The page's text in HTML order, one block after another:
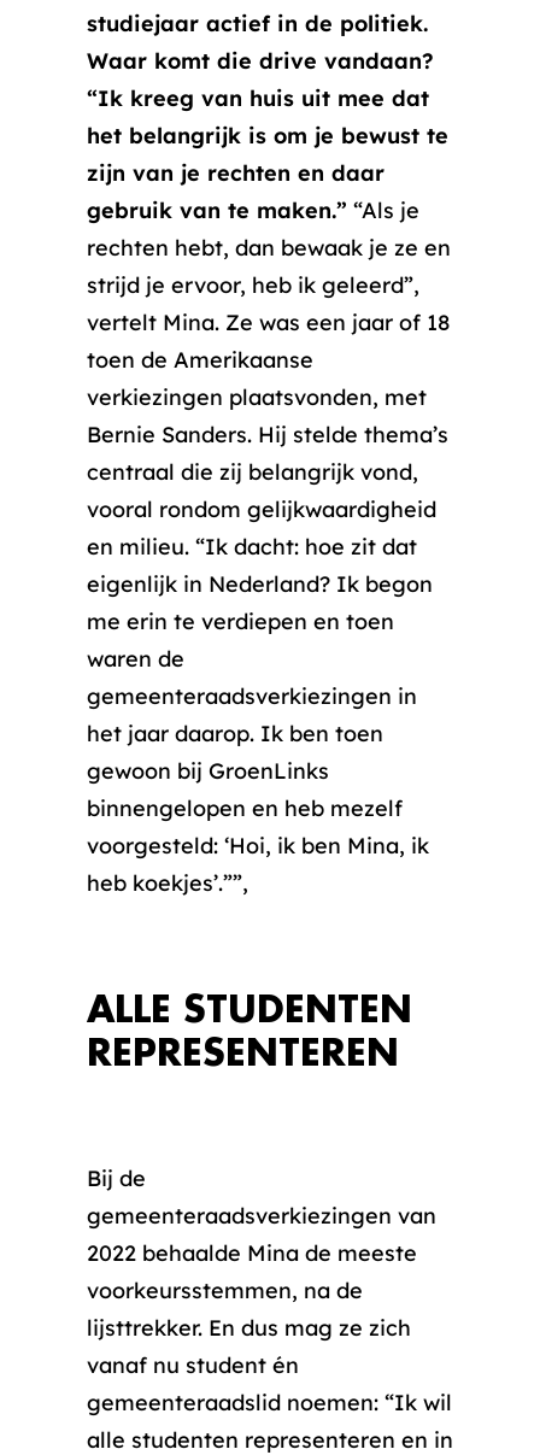
studiejaar actief in de politiek.
Waar komt die drive vandaan?
“Ik kreeg van huis uit mee dat
het belangrijk is om je bewust te
zijn van je rechten en daar
gebruik van te maken.” “Als je
rechten hebt, dan bewaak je ze en
strijd je ervoor, heb ik geleerd”,
vertelt Mina. Ze was een jaar of 18
toen de Amerikaanse
verkiezingen plaatsvonden, met
Bernie Sanders. Hij stelde thema’s
centraal die zij belangrijk vond,
vooral rondom gelijkwaardigheid
en milieu. “Ik dacht: hoe zit dat
eigenlijk in Nederland? Ik begon
me erin te verdiepen en toen
waren de
gemeenteraadsverkiezingen in
het jaar daarop. Ik ben toen
gewoon bij GroenLinks
binnengelopen en heb mezelf
voorgesteld: ‘Hoi, ik ben Mina, ik
heb koekjes’.””,
ALLE STUDENTEN
REPRESENTEREN
Bij de
gemeenteraadsverkiezingen van
2022 behaalde Mina de meeste
voorkeursstemmen, na de
lijsttrekker. En dus mag ze zich
vanaf nu student én
gemeenteraadslid noemen: “Ik wil
alle studenten representeren en in